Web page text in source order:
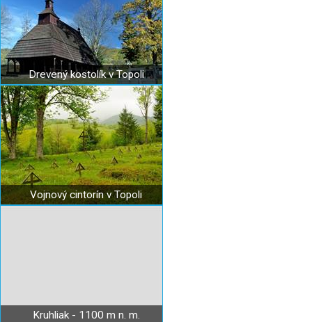
Drevený kostolík v Topoli
Vojnový cintorín v Topoli
Kruhliak - 1100 m n. m.